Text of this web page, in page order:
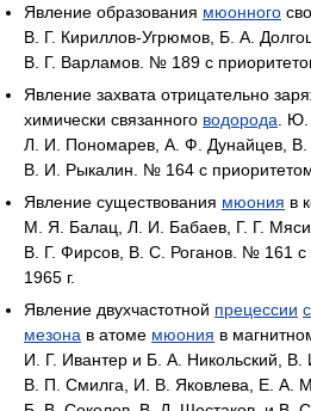
Явление образования мюонного
В. Г. Кириллов-Угрюмов, Б. А.
В. Г. Варламов. № 189 с
Явление захвата отрицательно
химически связанного водорода .
Л. И. Пономарев, А. Ф. Дунайцев, В.
В. И. Рыкалин. № 164 с
Явление существования мюония в
М. Я. Балац, Л. И. Бабаев, Г. Г.
В. Г. Фирсов, В. С. Роганов. № 161 с
1965 г.
Явление двухчастотной прецессии
мезона в атоме мюония в
И. Г. Ивантер и Б. А. Никольский, В.
В. П. Смилга, И. В. Яковлева, Е. А.